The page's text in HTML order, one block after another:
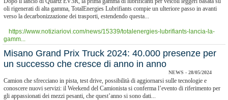
oli rigenerati di alta gamma, TotalEnergies Lubrifiants compie un ulteriore passo in avanti
verso la decarbonizzazione dei trasporti, estendendo questa...
https://www.notiziariovi.com/news/15339/totalenergies-lubrifiants-lancia-la-
gamm...
Misano Grand Prix Truck 2024: 40.000 presenze per
un successo che cresce di anno in anno
NEWS - 28/05/2024
Camion che sfrecciano in pista, test drive, possibilità di aggiornarsi sulle tecnologie e
conoscere nuovi servizi: il Weekend del Camionista si conferma l’evento di riferimento per
gli appassionati dei mezzi pesanti, che quest’anno si sono dati...